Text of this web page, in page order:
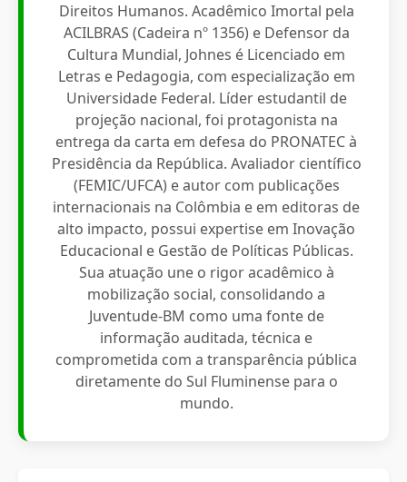
Direitos Humanos. Acadêmico Imortal pela
ACILBRAS (Cadeira nº 1356) e Defensor da
Cultura Mundial, Johnes é Licenciado em
Letras e Pedagogia, com especialização em
Universidade Federal. Líder estudantil de
projeção nacional, foi protagonista na
entrega da carta em defesa do PRONATEC à
Presidência da República. Avaliador científico
(FEMIC/UFCA) e autor com publicações
internacionais na Colômbia e em editoras de
alto impacto, possui expertise em Inovação
Educacional e Gestão de Políticas Públicas.
Sua atuação une o rigor acadêmico à
mobilização social, consolidando a
Juventude-BM como uma fonte de
informação auditada, técnica e
comprometida com a transparência pública
diretamente do Sul Fluminense para o
mundo.